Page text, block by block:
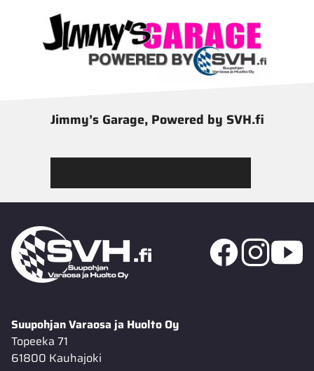
Jimmy’s Garage, Powered by SVH.fi
Suupohjan Varaosa ja Huolto Oy
Topeeka 71
61800 Kauhajoki